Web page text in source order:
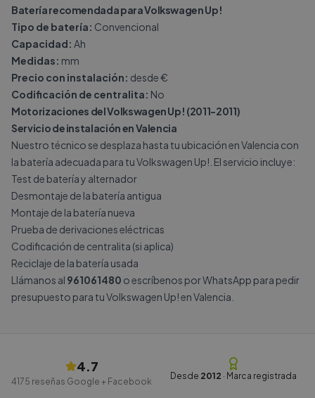
Batería recomendada para Volkswagen Up!
Tipo de batería: Convencional
Capacidad: Ah
Medidas: mm
Precio con instalación: desde €
Codificación de centralita: No
Motorizaciones del Volkswagen Up! (2011-2011)
Servicio de instalación en Valencia
Nuestro técnico se desplaza hasta tu ubicación en Valencia con
la batería adecuada para tu Volkswagen Up!. El servicio incluye:
Test de batería y alternador
Desmontaje de la batería antigua
Montaje de la batería nueva
Prueba de derivaciones eléctricas
Codificación de centralita (si aplica)
Reciclaje de la batería usada
Llámanos al 961061480 o escríbenos porWhatsApp para pedir
presupuesto para tu Volkswagen Up! en Valencia.
4.7
4175 reseñas Google + Facebook
Desde 2012 · Marca registrada